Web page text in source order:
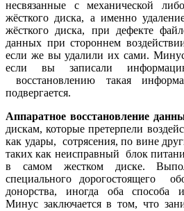
несвязанные с механической
жёсткого диска, а именно
жёсткого диска, при дефекте
данных при стороннем
если же вы удалили их сами.
если вы записали
восстановлению такая
подвергается.
Аппаратное восстановление
дискам, которые претерпели
как удары, сотрясения, по вине
таких как неисправный блок
в самом жестком диске.
специального дорогостоящего
донорства, иногда оба способа
Минус заключается в том, что